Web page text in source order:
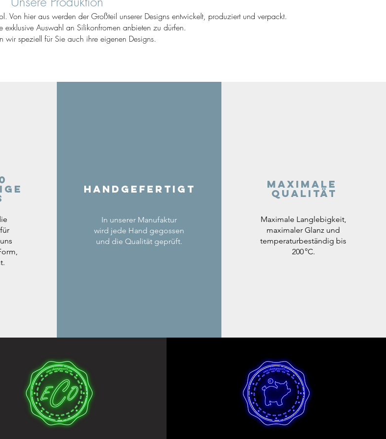
Von hier aus werden der Großteil unserer Designs entwickelt, produziert und verpackt.
exklusive Auswahl an Silikonfromen anbieten zu dürfen.
wir speziell für Sie auch ihre eigenen Designs.
Handgefertigt
In unserer Manufaktur
wird jede Hand gegossen
und die Qualität geprüft.
Maximale
Qualität
Maximale Langlebigkeit,
maximaler Glanz und
temperaturbeständig bis
200 °C.